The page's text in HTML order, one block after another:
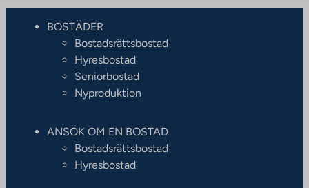
BOSTÄDER
Bostadsrättsbostad
Hyresbostad
Seniorbostad
Nyproduktion
ANSÖK OM EN BOSTAD
Bostadsrättsbostad
Hyresbostad